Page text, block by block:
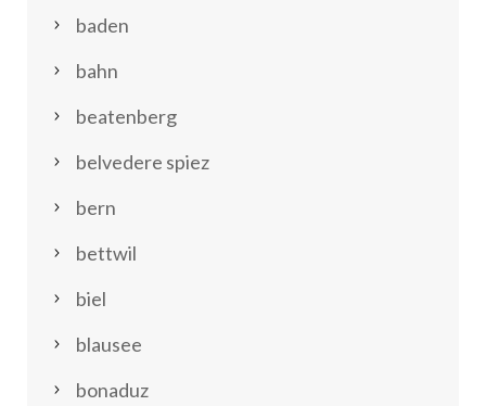
baden
bahn
beatenberg
belvedere spiez
bern
bettwil
biel
blausee
bonaduz